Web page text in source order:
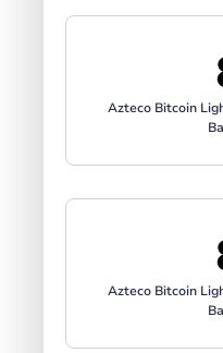
Azteco Bitcoin
Azteco Bitcoin